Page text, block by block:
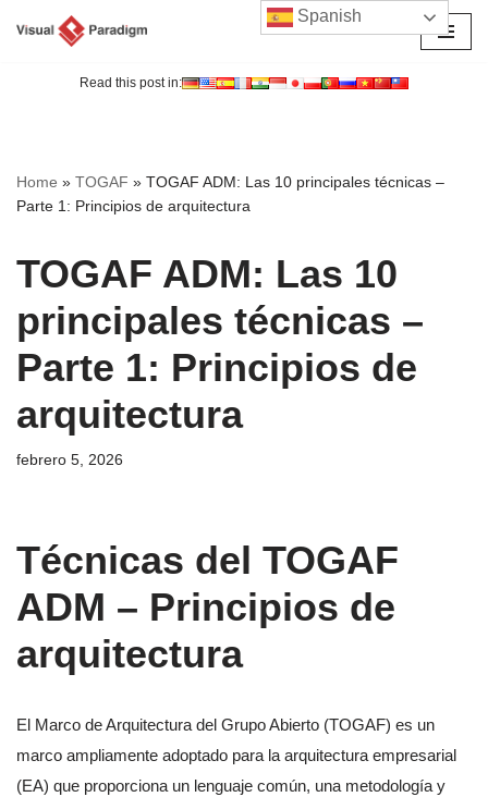
Read this post in:
Home » TOGAF » TOGAF ADM: Las 10 principales técnicas –
Parte 1: Principios de arquitectura
TOGAF ADM: Las 10
principales técnicas –
Parte 1: Principios de
arquitectura
febrero 5, 2026
Técnicas del TOGAF
ADM – Principios de
arquitectura
El Marco de Arquitectura del Grupo Abierto (TOGAF) es un
marco ampliamente adoptado para la arquitectura empresarial
(EA) que proporciona un lenguaje común, una metodología y
Spanish